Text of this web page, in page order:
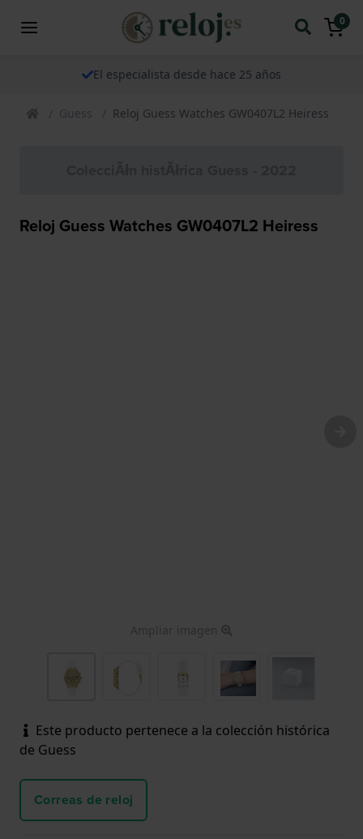
0
El especialista desde hace 25 años
Guess Reloj Guess Watches GW0407L2 Heiress
Reloj Guess Watches GW0407L2 Heiress
Ampliar imagen
Este producto pertenece a la colección histórica
de Guess
Correas de reloj